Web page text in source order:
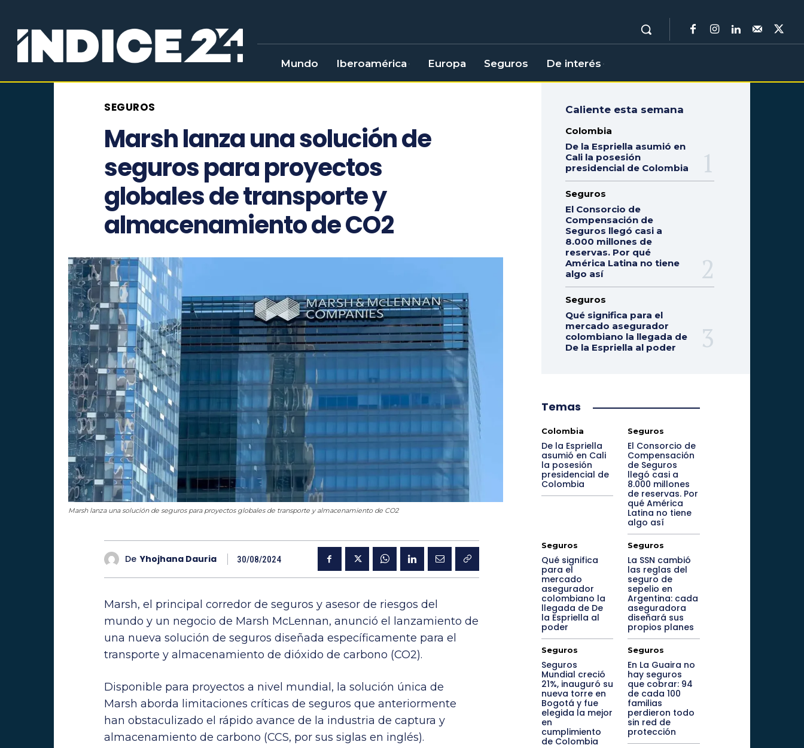
Mundo Iberoamérica Europa Seguros De interés
SEGUROS
Marsh lanza una solución de
seguros para proyectos
globales de transporte y
almacenamiento de CO2
Marsh lanza una solución de seguros para proyectos globales de transporte y almacenamiento de CO2
De Yhojhana Dauria 30/08/2024
Marsh, el principal corredor de seguros y asesor de riesgos del
mundo y un negocio de Marsh McLennan, anunció el lanzamiento de
una nueva solución de seguros diseñada específicamente para el
transporte y almacenamiento de dióxido de carbono (CO2).
Disponible para proyectos a nivel mundial, la solución única de
Marsh aborda limitaciones críticas de seguros que anteriormente
han obstaculizado el rápido avance de la industria de captura y
almacenamiento de carbono (CCS, por sus siglas en inglés).
Caliente esta semana
Colombia
De la Espriella asumió en
Cali la posesión
presidencial de Colombia
Seguros
El Consorcio de
Compensación de
Seguros llegó casi a
8.000 millones de
reservas. Por qué
América Latina no tiene
algo así
Seguros
Qué significa para el
mercado asegurador
colombiano la llegada de
De la Espriella al poder
Temas
Colombia
De la Espriella
asumió en Cali
la posesión
presidencial de
Colombia
Seguros
El Consorcio de
Compensación
de Seguros
llegó casi a
8.000 millones
de reservas. Por
qué América
Latina no tiene
algo así
Seguros
Qué significa
para el
mercado
asegurador
colombiano la
llegada de De
la Espriella al
poder
Seguros
La SSN cambió
las reglas del
seguro de
sepelio en
Argentina: cada
aseguradora
diseñará sus
propios planes
Seguros
Seguros
Mundial creció
21%, inauguró su
nueva torre en
Bogotá y fue
elegida la mejor
en
cumplimiento
de Colombia
Seguros
En La Guaira no
hay seguros
que cobrar: 94
de cada 100
familias
perdieron todo
sin red de
protección